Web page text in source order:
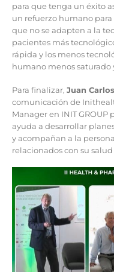
para que tenga un éxito
un refuerzo humano
que no se adapten a la
pacientes más
rápida y los menos
humano menos saturado
Para finalizar, Juan
comunicación de
Manager en INIT
ayuda a desarrollar
y acompañan a la
relacionados con su